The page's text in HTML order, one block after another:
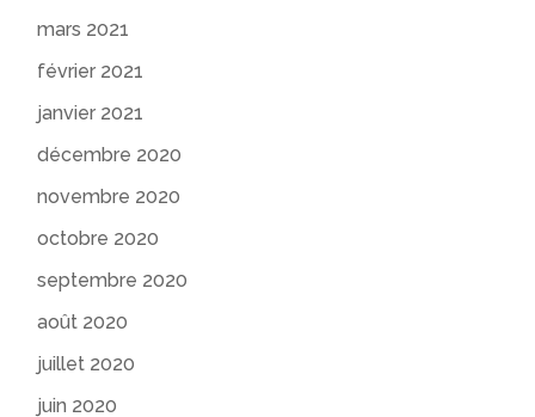
mars 2021
février 2021
janvier 2021
décembre 2020
novembre 2020
octobre 2020
septembre 2020
août 2020
juillet 2020
juin 2020